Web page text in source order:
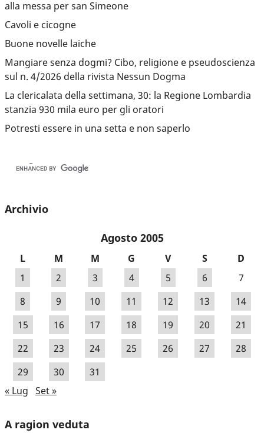
alla messa per san Simeone
Cavoli e cicogne
Buone novelle laiche
Mangiare senza dogmi? Cibo, religione e pseudoscienza
sul n. 4/2026 della rivista Nessun Dogma
La clericalata della settimana, 30: la Regione Lombardia
stanzia 930 mila euro per gli oratori
Potresti essere in una setta e non saperlo
Archivio
Agosto 2005
L M M G V S
D
1
2 3 4 5 6
7
8
9 10 11 12 13
14
15
16 17 18 19 20
21
22
23 24 25 26 27
28
29
30
31
« Lug Set »
A ragion veduta